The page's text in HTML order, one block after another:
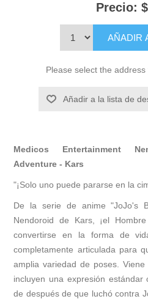
Precio:
AÑADIR
Please select the
Añadir a la lista de
Medicos Entertainment
Adventure - Kars
"¡Solo uno puede pararse en la
De la serie de anime "JoJo's
Nendoroid de Kars, ¡el
convertirse en la forma de
completamente articulada para
amplia variedad de poses.
incluyen una expresión
de después de que luchó contra